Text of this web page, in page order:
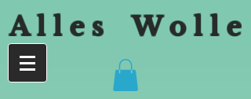
A l l e s W o l l e